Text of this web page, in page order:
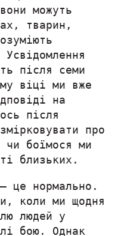
можуть
тварин,
після семи
віці ми вже
на
після
про
боїмося ми
близьких.
це нормально.
коли ми щодня
людей у
бою. Однак